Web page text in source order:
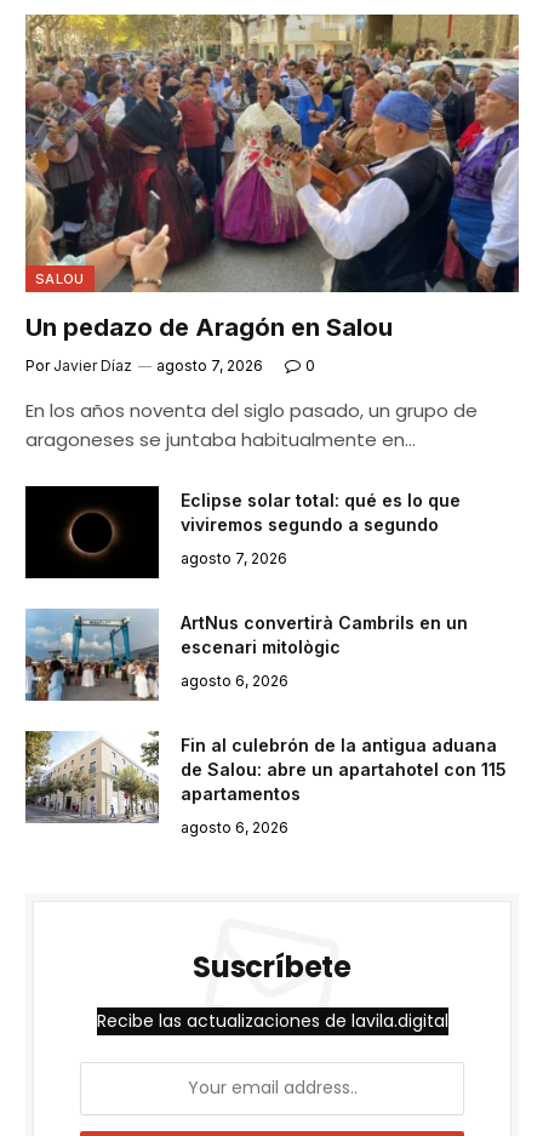
SALOU
Un pedazo de Aragón en Salou
Por Javier Díaz agosto 7, 2026 0
En los años noventa del siglo pasado, un grupo de
aragoneses se juntaba habitualmente en…
Eclipse solar total: qué es lo que
viviremos segundo a segundo
agosto 7, 2026
ArtNus convertirà Cambrils en un
escenari mitològic
agosto 6, 2026
Fin al culebrón de la antigua aduana
de Salou: abre un apartahotel con 115
apartamentos
agosto 6, 2026
Suscríbete
Recibe las actualizaciones de lavila.digital